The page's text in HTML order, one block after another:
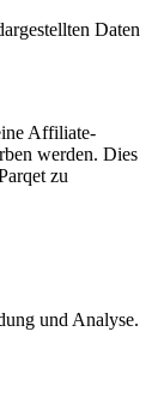
Daten
Affiliate-
werden. Dies
zu
und Analyse.